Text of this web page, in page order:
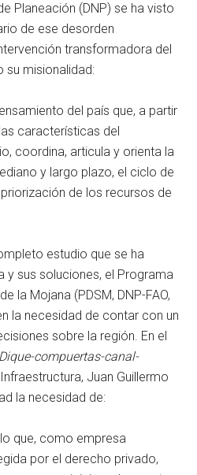
Planeación (DNP) se ha visto
de ese desorden
transformadora del
su misionalidad:
del país que, a partir
características del
coordina, articula y orienta la
y largo plazo, el ciclo de
de los recursos de
estudio que se ha
y sus soluciones, el Programa
la Mojana (PDSM, DNP-FAO,
la necesidad de contar con un
sobre la región. En el
compuertas-canal-
Juan Guillermo
la necesidad de:
que, como empresa
por el derecho privado,